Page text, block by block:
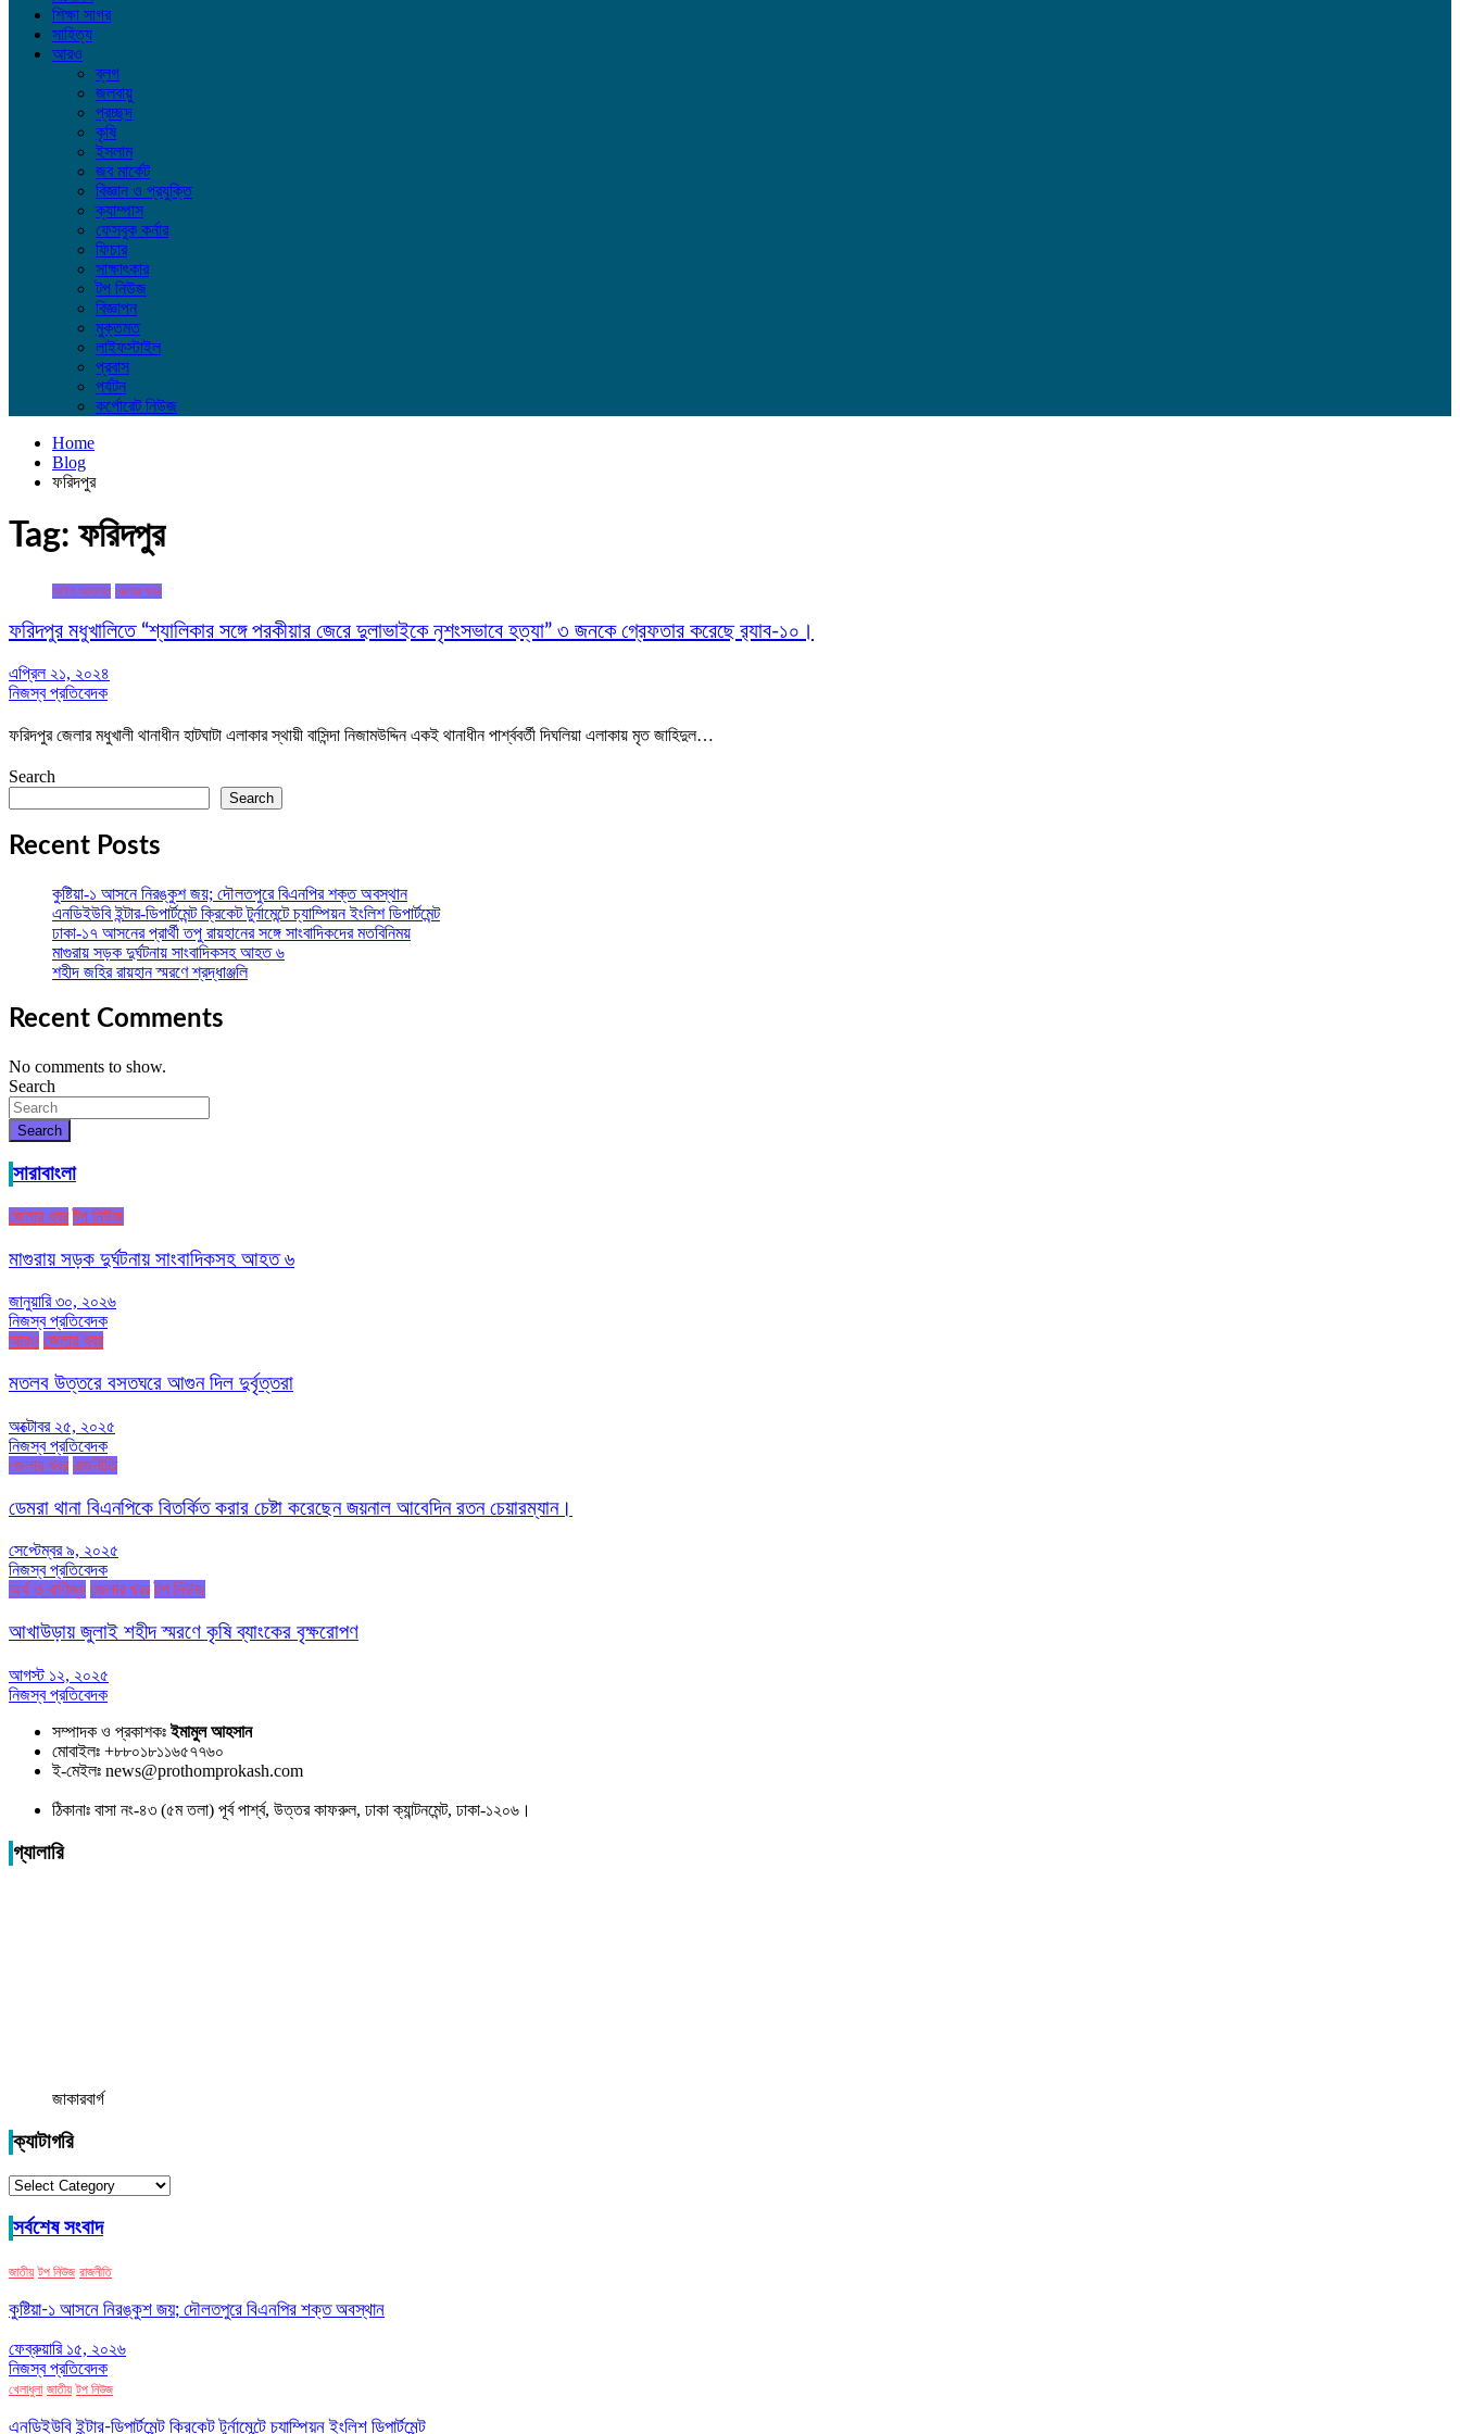
শিক্ষা সাগর
সাহিত্য
আরও
ব্লগ
জলবায়ু
প্রচ্ছদ
কৃষি
ইসলাম
জব মার্কেট
বিজ্ঞান ও প্রযুক্তি
ক্যাম্পাস
ফেসবুক কর্নার
ফিচার
সাক্ষাৎকার
টপ নিউজ
বিজ্ঞাপন
মুক্তমত
লাইফস্টাইল
প্রবাস
পর্যটন
কর্পোরেট নিউজ
Home
Blog
ফরিদপুর
Tag: ফরিদপুর
আইন আদালত জেলার খবর
ফরিদপুর মধুখালিতে “শ্যালিকার সঙ্গে পরকীয়ার জেরে দুলাভাইকে নৃশংসভাবে হত্যা” ৩ জনকে গ্রেফতার করেছে র‌্যাব-১০।
এপ্রিল ২১, ২০২৪
নিজস্ব প্রতিবেদক
ফরিদপুর জেলার মধুখালী থানাধীন হাটঘাটা এলাকার স্থায়ী বাসিন্দা নিজামউদ্দিন একই থানাধীন পার্শ্ববর্তী দিঘলিয়া এলাকায় মৃত জাহিদুল…
Search
Search
Recent Posts
কুষ্টিয়া-১ আসনে নিরঙ্কুশ জয়; দৌলতপুরে বিএনপির শক্ত অবস্থান
এনডিইউবি ইন্টার-ডিপার্টমেন্ট ক্রিকেট টুর্নামেন্টে চ্যাম্পিয়ন ইংলিশ ডিপার্টমেন্ট
ঢাকা-১৭ আসনের প্রার্থী তপু রায়হানের সঙ্গে সাংবাদিকদের মতবিনিময়
মাগুরায় সড়ক দুর্ঘটনায় সাংবাদিকসহ আহত ৬
শহীদ জহির রায়হান স্মরণে শ্রদ্ধাঞ্জলি
Recent Comments
No comments to show.
Search
Search
সারাবাংলা
জেলার খবর টপ নিউজ
মাগুরায় সড়ক দুর্ঘটনায় সাংবাদিকসহ আহত ৬
জানুয়ারি ৩০, ২০২৬
নিজস্ব প্রতিবেদক
আরও জেলার খবর
মতলব উত্তরে বসতঘরে আগুন দিল দুর্বৃত্তরা
অক্টোবর ২৫, ২০২৫
নিজস্ব প্রতিবেদক
জেলার খবর রাজনীতি
ডেমরা থানা বিএনপিকে বিতর্কিত করার চেষ্টা করেছেন জয়নাল আবেদিন রতন চেয়ারম্যান।
সেপ্টেম্বর ৯, ২০২৫
নিজস্ব প্রতিবেদক
অর্থ ও বাণিজ্য জেলার খবর টপ নিউজ
আখাউড়ায় জুলাই শহীদ স্মরণে কৃষি ব্যাংকের বৃক্ষরোপণ
আগস্ট ১২, ২০২৫
নিজস্ব প্রতিবেদক
সম্পাদক ও প্রকাশকঃইমামুল আহসান
মোবাইলঃ +৮৮০১৮১১৬৫৭৭৬০
ই-মেইলঃ news@prothomprokash.com
ঠিকানাঃ বাসা নং-৪৩ (৫ম তলা) পূর্ব পার্শ্ব, উত্তর কাফরুল, ঢাকা ক্যান্টনমেন্ট, ঢাকা-১২০৬।
গ্যালারি
জাকারবার্গ
ক্যাটাগরি
ক্যাটাগরি
সর্বশেষ সংবাদ
জাতীয় টপ নিউজ রাজনীতি
কুষ্টিয়া-১ আসনে নিরঙ্কুশ জয়; দৌলতপুরে বিএনপির শক্ত অবস্থান
ফেব্রুয়ারি ১৫, ২০২৬
নিজস্ব প্রতিবেদক
খেলাধুলা জাতীয় টপ নিউজ
এনডিইউবি ইন্টার-ডিপার্টমেন্ট ক্রিকেট টুর্নামেন্টে চ্যাম্পিয়ন ইংলিশ ডিপার্টমেন্ট